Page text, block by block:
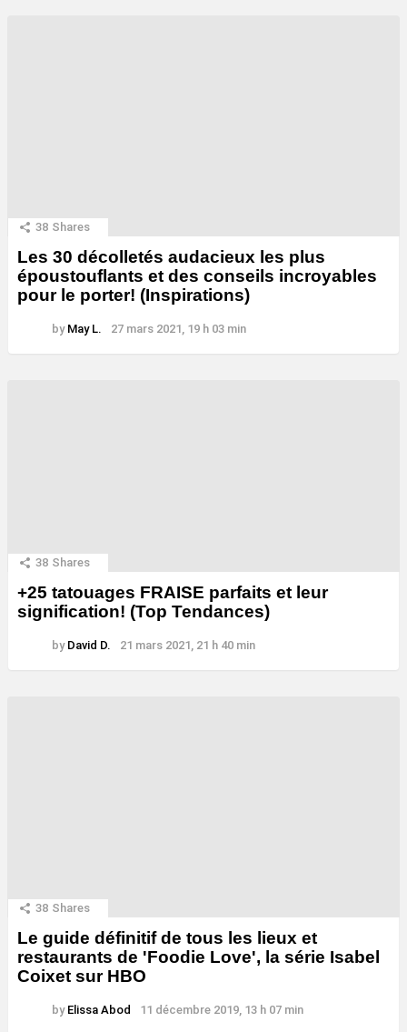
38 Shares
Les 30 décolletés audacieux les plus
époustouflants et des conseils incroyables
pour le porter! (Inspirations)
by May L. 27 mars 2021, 19 h 03 min
38 Shares
+25 tatouages ​​FRAISE parfaits et leur
signification! (Top Tendances)
by David D. 21 mars 2021, 21 h 40 min
38 Shares
Le guide définitif de tous les lieux et
restaurants de 'Foodie Love', la série Isabel
Coixet sur HBO
by Elissa Abod 11 décembre 2019, 13 h 07 min